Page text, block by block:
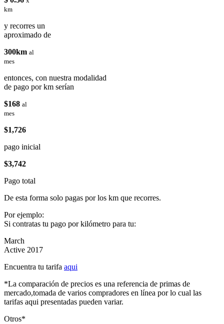
km
y recorres un
aproximado de
300km al
mes
entonces, con nuestra modalidad
de pago por km serían
$168 al
mes
$1,726
pago inicial
$3,742
Pago total
De esta forma solo pagas por los km que recorres.
Por ejemplo:
Si contratas tu pago por kilómetro para tu:
March
Active 2017
Encuentra tu tarifa aqui
*La comparación de precios es una referencia de primas de
mercado,tomada de varios compradores en línea por lo cual las
tarifas aqui presentadas pueden variar.
Otros*